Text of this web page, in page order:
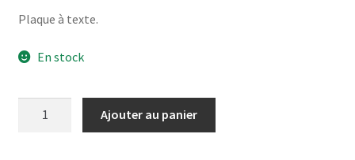
Plaque à texte.
En stock
Ajouter au panier